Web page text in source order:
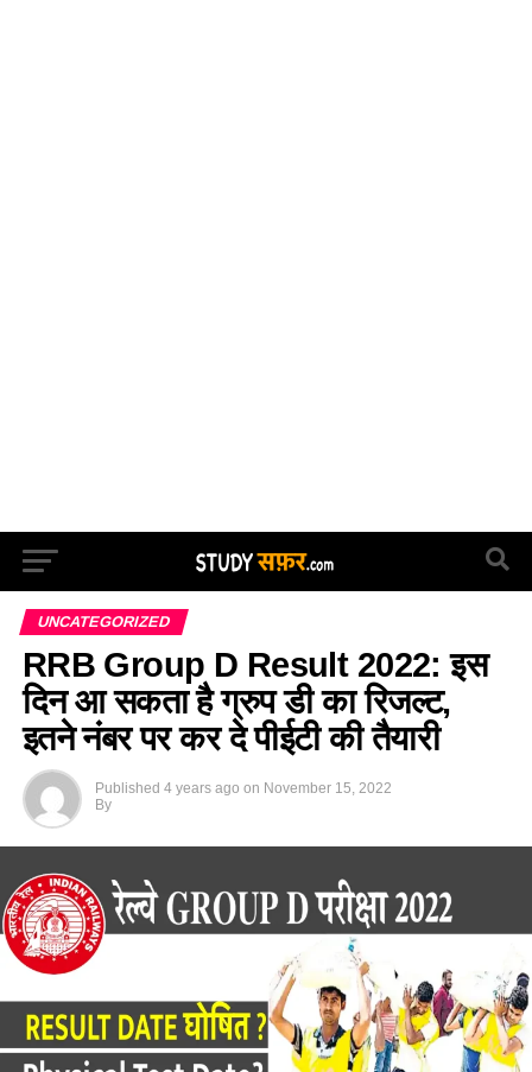
UNCATEGORIZED
RRB Group D Result 2022: इस
दिन आ सकता है ग्रुप डी का रिजल्ट,
इतने नंबर पर कर दे पीईटी की तैयारी
Published 4 years ago on November 15, 2022
By